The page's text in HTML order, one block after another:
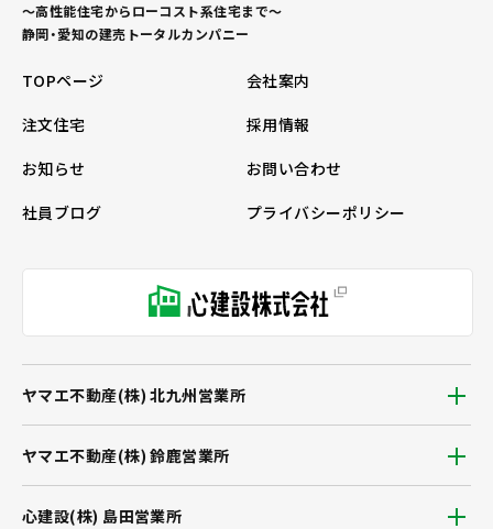
～高性能住宅からローコスト系住宅まで～
静岡・愛知の建売トータルカンパニー
TOPページ
会社案内
注文住宅
採用情報
お知らせ
お問い合わせ
社員ブログ
プライバシーポリシー
ヤマエ不動産(株) 北九州営業所
ヤマエ不動産(株) 鈴鹿営業所
心建設(株) 島田営業所